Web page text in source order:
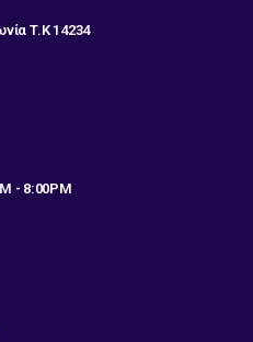
Τ.Κ 14234
- 8:00PM